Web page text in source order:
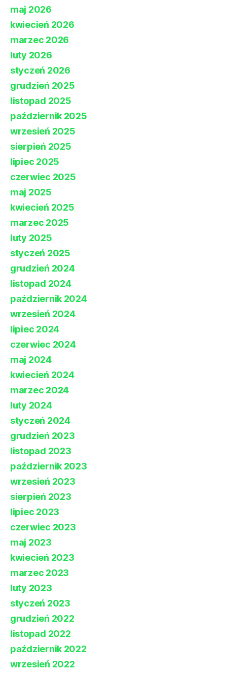
maj 2026
kwiecień 2026
marzec 2026
luty 2026
styczeń 2026
grudzień 2025
listopad 2025
październik 2025
wrzesień 2025
sierpień 2025
lipiec 2025
czerwiec 2025
maj 2025
kwiecień 2025
marzec 2025
luty 2025
styczeń 2025
grudzień 2024
listopad 2024
październik 2024
wrzesień 2024
lipiec 2024
czerwiec 2024
maj 2024
kwiecień 2024
marzec 2024
luty 2024
styczeń 2024
grudzień 2023
listopad 2023
październik 2023
wrzesień 2023
sierpień 2023
lipiec 2023
czerwiec 2023
maj 2023
kwiecień 2023
marzec 2023
luty 2023
styczeń 2023
grudzień 2022
listopad 2022
październik 2022
wrzesień 2022